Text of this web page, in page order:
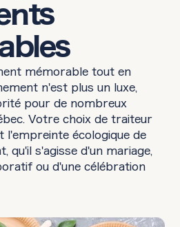
mémorable tout en
n'est plus un luxe,
pour de nombreux
Votre choix de traiteur
l'empreinte écologique de
qu'il s'agisse d'un mariage,
ou d'une célébration